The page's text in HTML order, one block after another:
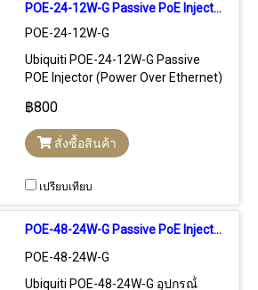
POE-24-12W-G Passive PoE Injector (POE) 24VDC 0.5A 12W Port Gigabit, Hard Reset
POE-24-12W-G
Ubiquiti POE-24-12W-G Passive
POE Injector (Power Over Ethernet)
อุปกรณ์ที่ใช้ Passive POE 24VDC
12W Port Lan ความเร็ว Gigabit ปุ่ม
Hard Reset
฿800
สั่งซื้อสินค้า
เปรียบเทียบ
POE-48-24W-G Passive PoE Injector ขนาด 48VDC 0.5A กำลังไฟ 24W รองรับความเร็ว Gigabit
POE-48-24W-G
Ubiquiti POE-48-24W-G อุปกรณ์่